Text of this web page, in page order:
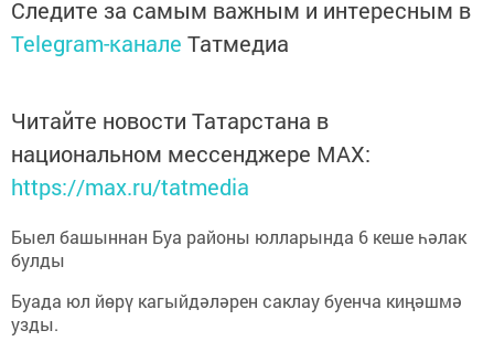
Следите за самым важным и интересным в
Telegram-канале Татмедиа
Читайте новости Татарстана в
национальном мессенджере MАХ:
https://max.ru/tatmedia
Быел башыннан Буа районы юлларында 6 кеше һәлак
булды
Буада юл йөрү кагыйдәләрен саклау буенча киңәшмә
узды.